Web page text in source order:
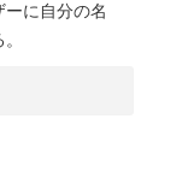
に自分の名